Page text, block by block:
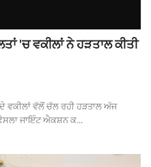
'ਚ ਵਕੀਲਾਂ ਨੇ ਹੜਤਾਲ ਕੀਤੀ
ਵਕੀਲਾਂ ਵੱਲੋਂ ਚੱਲ ਰਹੀ ਹੜਤਾਲ ਅੱਜ
ਜਾਇੰਟ ਐਕਸ਼ਨ ਕ...